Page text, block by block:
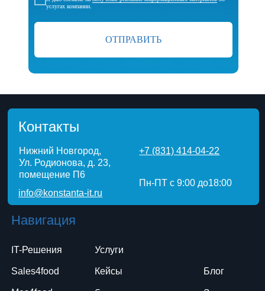
услугах компании.
ОТПРАВИТЬ